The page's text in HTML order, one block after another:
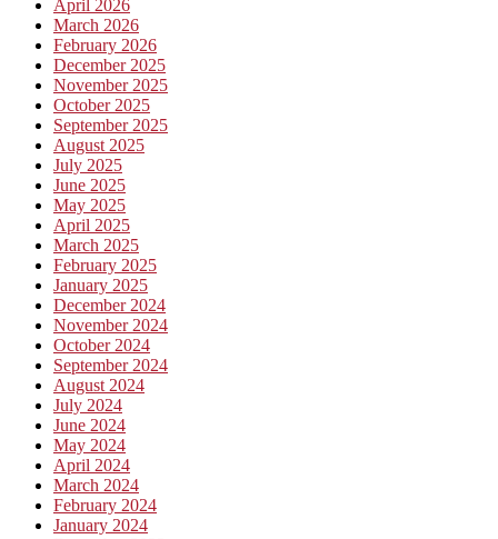
April 2026
March 2026
February 2026
December 2025
November 2025
October 2025
September 2025
August 2025
July 2025
June 2025
May 2025
April 2025
March 2025
February 2025
January 2025
December 2024
November 2024
October 2024
September 2024
August 2024
July 2024
June 2024
May 2024
April 2024
March 2024
February 2024
January 2024